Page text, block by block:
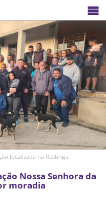
localizada na Restinga.
Nossa Senhora da
moradia